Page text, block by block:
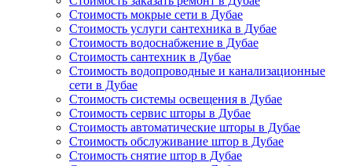
Стоимость мокрые сети в Дубае
Стоимость услуги сантехника в Дубае
Стоимость водоснабжение в Дубае
Стоимость сантехник в Дубае
Стоимость водопроводные и канализационные
сети в Дубае
Стоимость системы освещения в Дубае
Стоимость сервис шторы в Дубае
Стоимость автоматические шторы в Дубае
Стоимость обслуживание штор в Дубае
Стоимость снятие штор в Дубае